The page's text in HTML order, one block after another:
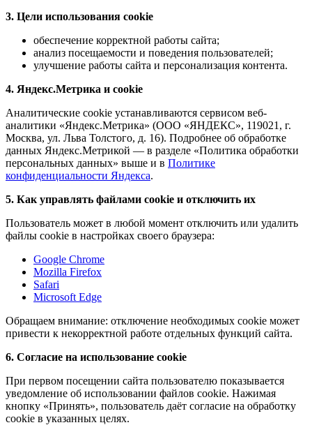
3. Цели использования cookie
обеспечение корректной работы сайта;
анализ посещаемости и поведения пользователей;
улучшение работы сайта и персонализация контента.
4. Яндекс.Метрика и cookie
Аналитические cookie устанавливаются сервисом веб-
аналитики «Яндекс.Метрика» (ООО «ЯНДЕКС», 119021, г.
Москва, ул. Льва Толстого, д. 16). Подробнее об обработке
данных Яндекс.Метрикой — в разделе «Политика обработки
персональных данных» выше и в Политике
конфиденциальности Яндекса.
5. Как управлять файлами cookie и отключить их
Пользователь может в любой момент отключить или удалить
файлы cookie в настройках своего браузера:
Google Chrome
Mozilla Firefox
Safari
Microsoft Edge
Обращаем внимание: отключение необходимых cookie может
привести к некорректной работе отдельных функций сайта.
6. Согласие на использование cookie
При первом посещении сайта пользователю показывается
уведомление об использовании файлов cookie. Нажимая
кнопку «Принять», пользователь даёт согласие на обработку
cookie в указанных целях.